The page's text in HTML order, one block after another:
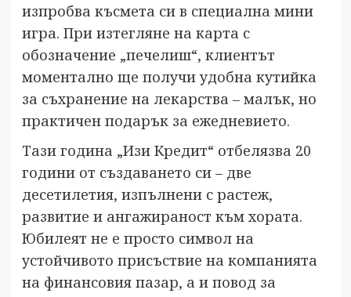
изпробва късмета си в специална мини
игра. При изтегляне на карта с
обозначение „печелиш“, клиентът
моментално ще получи удобна кутийка
за съхранение на лекарства – малък, но
практичен подарък за ежедневието.
Тази година „Изи Кредит“ отбелязва 20
години от създаването си – две
десетилетия, изпълнени с растеж,
развитие и ангажираност към хората.
Юбилеят не е просто символ на
устойчивото присъствие на компанията
на финансовия пазар, а и повод за